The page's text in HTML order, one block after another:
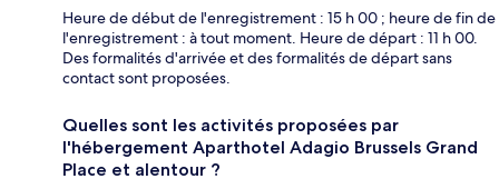
Heure de début de l'enregistrement : 15 h 00 ; heure de fin de
l'enregistrement : à tout moment. Heure de départ : 11 h 00.
Des formalités d'arrivée et des formalités de départ sans
contact sont proposées.
Quelles sont les activités proposées par
l'hébergement Aparthotel Adagio Brussels Grand
Place et alentour ?